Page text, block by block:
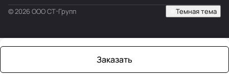
Заказать
© 2026 ООО СТ-Групп Темная тема